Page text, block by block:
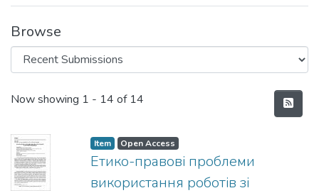
Browse
Recent Submissions
Now showing 1 - 14 of 14
Item Open Access
Етико-правові проблеми
використання роботів зі